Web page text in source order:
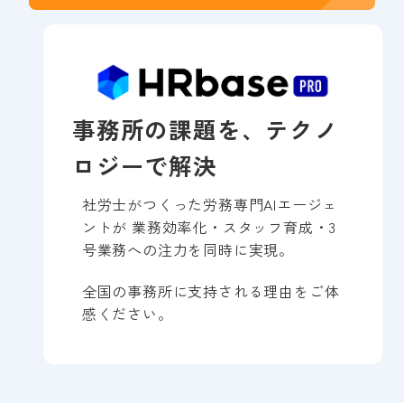
事務所の課題を、テクノ
ロジーで解決
社労士がつくった労務専門AIエージェ
ントが 業務効率化・スタッフ育成・3
号業務への注力を同時に実現。
全国の事務所に支持される理由をご体
感ください。